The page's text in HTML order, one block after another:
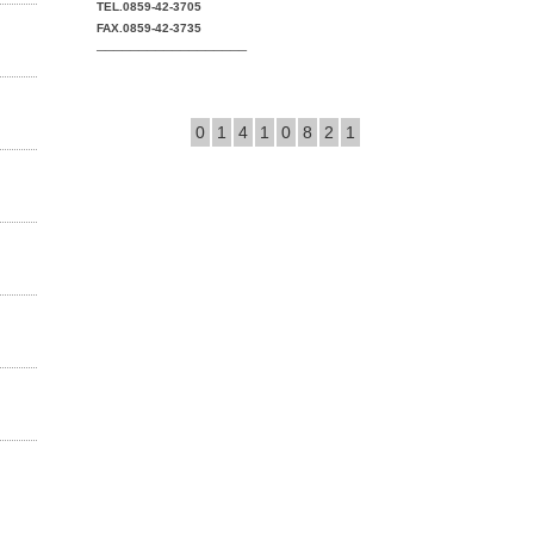
TEL.0859-42-3705
FAX.0859-42-3735
──────────────────
0 1 4 1 0 8 2 1